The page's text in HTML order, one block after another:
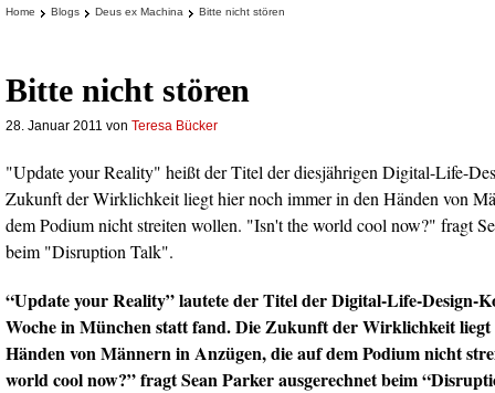
Home Blogs Deus ex Machina Bitte nicht stören
Bitte nicht stören
28. Januar 2011 von Teresa Bücker
"Update your Reality" heißt der Titel der diesjährigen Digital-Life-
Zukunft der Wirklichkeit liegt hier noch immer in den Händen von
dem Podium nicht streiten wollen. "Isn't the world cool now?" fragt
beim "Disruption Talk".
“Update your Reality” lautete der Titel der Digital-Life-Design-
Woche in München statt fand. Die Zukunft der Wirklichkeit
Händen von Männern in Anzügen, die auf dem Podium nicht
world cool now?” fragt Sean Parker ausgerechnet beim